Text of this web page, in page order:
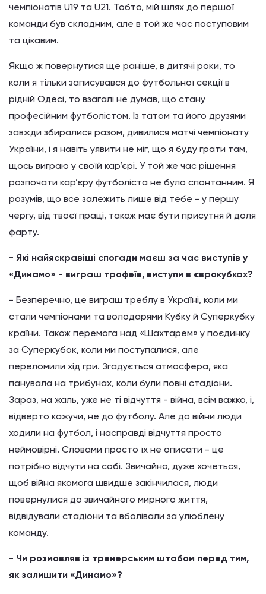
чемпіонатів U19 та U21. Тобто, мій шлях до першої
команди був складним, але в той же час поступовим
та цікавим.
Якщо ж повернутися ще раніше, в дитячі роки, то
коли я тільки записувався до футбольної секції в
рідній Одесі, то взагалі не думав, що стану
професійним футболістом. Із татом та його друзями
завжди збиралися разом, дивилися матчі чемпіонату
України, і я навіть уявити не міг, що я буду грати там,
щось виграю у своїй кар’єрі. У той же час рішення
розпочати кар’єру футболіста не було спонтанним. Я
розумів, що все залежить лише від тебе - у першу
чергу, від твоєї праці, також має бути присутня й доля
фарту.
- Які найяскравіші спогади маєш за час виступів у
«Динамо» - виграш трофеїв, виступи в єврокубках?
- Безперечно, це виграш треблу в Україні, коли ми
стали чемпіонами та володарями Кубку й Суперкубку
країни. Також перемога над «Шахтарем» у поєдинку
за Суперкубок, коли ми поступалися, але
переломили хід гри. Згадується атмосфера, яка
панувала на трибунах, коли були повні стадіони.
Зараз, на жаль, уже не ті відчуття - війна, всім важко, і,
відверто кажучи, не до футболу. Але до війни люди
ходили на футбол, і насправді відчуття просто
неймовірні. Словами просто їх не описати - це
потрібно відчути на собі. Звичайно, дуже хочеться,
щоб війна якомога швидше закінчилася, люди
повернулися до звичайного мирного життя,
відвідували стадіони та вболівали за улюблену
команду.
- Чи розмовляв із тренерським штабом перед тим,
як залишити «Динамо»?